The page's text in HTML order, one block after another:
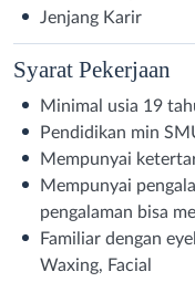
Jenjang Karir
Syarat Pekerjaan
Minimal usia 19
Pendidikan min
Mempunyai
Mempunyai
pengalaman bisa
Familiar dengan
Waxing, Facial